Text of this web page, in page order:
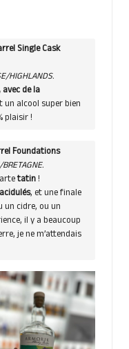
Single Cask
HIGHLANDS.
de la
un alcool super bien
plaisir !
Foundations
tatin!
, et une finale
un cidre, ou un
il y a beaucoup
je ne m’attendais